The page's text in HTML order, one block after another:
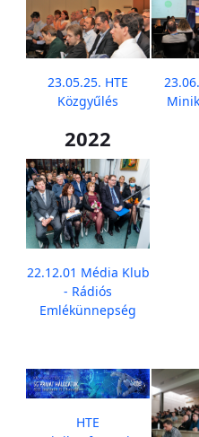
23.05.25. HTE
Közgyűlés
2022
22.12.01 Média Klub
- Rádiós
Emlékünnepség
HTE